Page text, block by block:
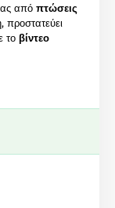
από πτώσεις
προστατεύει
το βίντεο